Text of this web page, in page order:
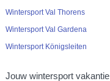
Wintersport Val Thorens
Wintersport Val Gardena
Wintersport Königsleiten
Jouw wintersport vakantie